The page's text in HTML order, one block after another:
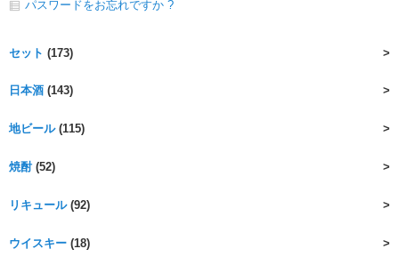
パスワードをお忘れですか ?
セット (173)
日本酒 (143)
地ビール(115)
焼酎(52)
リキュール(92)
ウイスキー (18)